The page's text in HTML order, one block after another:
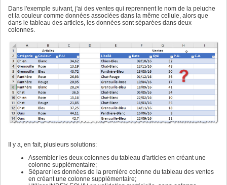
Dans l'exemple suivant, j'ai des ventes qui reprennent le nom de la peluche
et la couleur comme données associées dans la même cellule, alors que
dans le tableau des articles, les données sont séparées dans deux
colonnes.
Il y a, en fait, plusieurs solutions:
Assembler les deux colonnes du tableau d'articles en créant une
colonne supplémentaire;
Séparer les données de la première colonne du tableau des ventes
en créant une colonne supplémentaire;